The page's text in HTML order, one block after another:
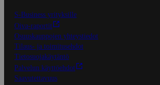
S-Business yrityksille
Oiva-raportit
Osuuskauppojen yhteystiedot
Tilaus- ja toimitusehdot
Tietosuojakäytäntö
Palvelun käyttöehdot
Saavutettavuus